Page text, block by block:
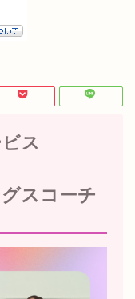
ス
スコーチ